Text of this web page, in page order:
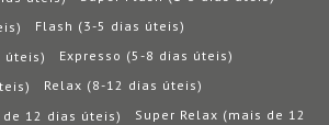
Flash (3-5 dias úteis)
Expresso (5-8 dias úteis)
Relax (8-12 dias úteis)
Super Relax (mais de 12